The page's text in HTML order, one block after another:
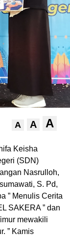
A A A
Keisha
(SDN)
Nasrulloh,
S. Pd,
” Menulis Cerita
SAKERA ” dan
mewakili
” Kamis